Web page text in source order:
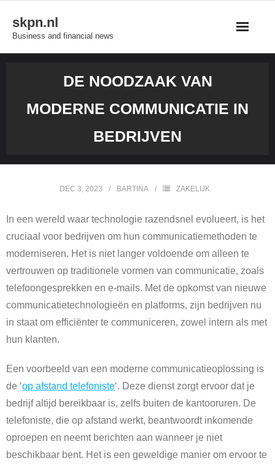
content
skpn.nl
Business and financial news
DE NOODZAAK VAN
MODERNE COMMUNICATIE IN
BEDRIJVEN
DEC 3, 2023 BARTINA ZAKELIJK
In een wereld waar technologie razendsnel evolueert, is het
cruciaal voor bedrijven om hun communicatiemethoden te
moderniseren. Het is niet langer voldoende om alleen te
vertrouwen op traditionele vormen van communicatie, zoals
telefoongesprekken en e-mails. Met de opkomst van nieuwe
communicatietechnologieën en platforms, zijn bedrijven nu
in staat om efficiënter te communiceren, zowel intern als met
hun klanten.
Een voorbeeld van een moderne communicatieoplossing is
de ‘op afstand telefoniste‘. Deze dienst zorgt ervoor dat je
bedrijf altijd bereikbaar is, zelfs buiten de kantooruren. De
telefoniste, die op afstand werkt, beantwoordt inkomende
oproepen en neemt berichten aan wanneer je niet
beschikbaar bent. Het is een geweldige manier om ervoor te